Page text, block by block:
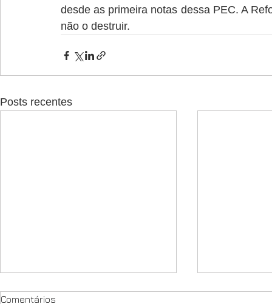
desde as primeira notas dessa PEC. A
não o destruir.
Posts recentes
Comentários